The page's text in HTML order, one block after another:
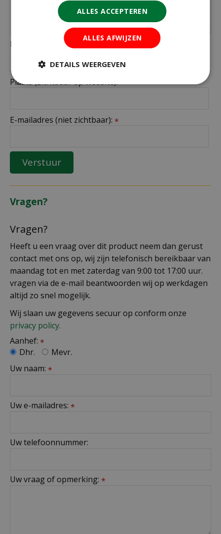
Naam (zichtbaar op website):
Plaats (zichtbaar op website):*
E-mailadres (niet zichtbaar): *
Vragen?
Vragen?
Heeft u een vraag over dit product neem dan gerust
contact met ons op, wij zijn telefonisch bereikbaar van
maandag tot en met zaterdag van 9:00 tot 17:00 uur.
vragen via de e-mail beantwoorden wij op werkdagen
altijd zo snel mogelijk.
Wij slaan uw gegevens secuur op conform onze
privacy policy.
Aanhef: *
Dhr.
Mevr.
Uw naam: *
Uw e-mailadres: *
Uw telefoonnummer:
Uw vraag of opmerking: *
ALLES ACCEPTEREN
ALLES AFWIJZEN
DETAILS WEERGEVEN